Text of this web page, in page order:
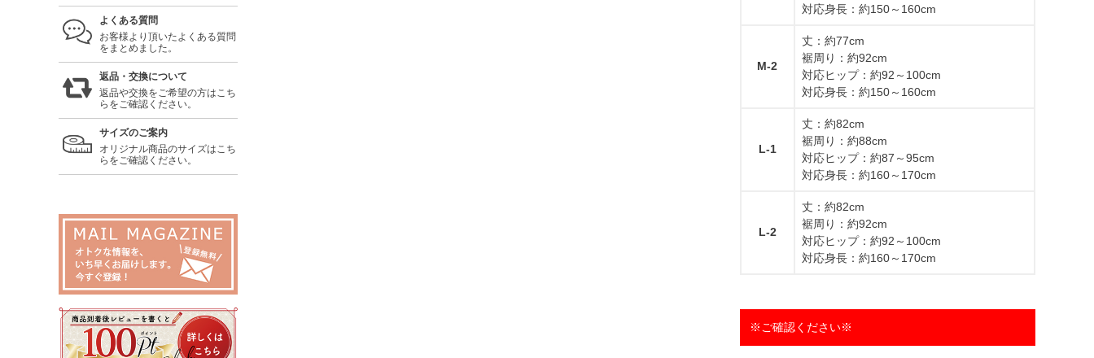
よくある質問
お客様より頂いたよくある質問
をまとめました。
返品・交換について
返品や交換をご希望の方はこち
らをご確認ください。
サイズのご案内
オリジナル商品のサイズはこち
らをご確認ください。
対応身長：約150～160cm
M-2
丈：約77cm
裾周り：約92cm
対応ヒップ：約92～100cm
対応身長：約150～160cm
L-1
丈：約82cm
裾周り：約88cm
対応ヒップ：約87～95cm
対応身長：約160～170cm
L-2
丈：約82cm
裾周り：約92cm
対応ヒップ：約92～100cm
対応身長：約160～170cm
※ご確認ください※